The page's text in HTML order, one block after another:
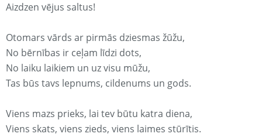
Aizdzen vējus saltus!
Otomars vārds ar pirmās dziesmas žūžu,
No bērnības ir ceļam līdzi dots,
No laiku laikiem un uz visu mūžu,
Tas būs tavs lepnums, cildenums un gods.
Viens mazs prieks, lai tev būtu katra diena,
Viens skats, viens zieds, viens laimes stūrītis.